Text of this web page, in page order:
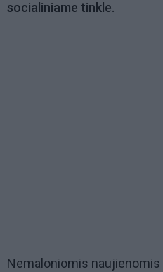
socialiniame tinkle.
Nemaloniomis